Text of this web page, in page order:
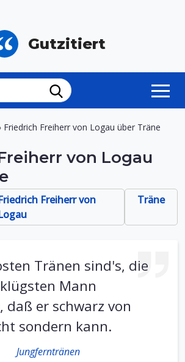
Gutzitiert
Friedrich Freiherr von Logau über Träne
von Logau
Freiherr von
Träne
Tränen sind's, die
Mann
daß er schwarz von
sondern kann.
Jungferntränen